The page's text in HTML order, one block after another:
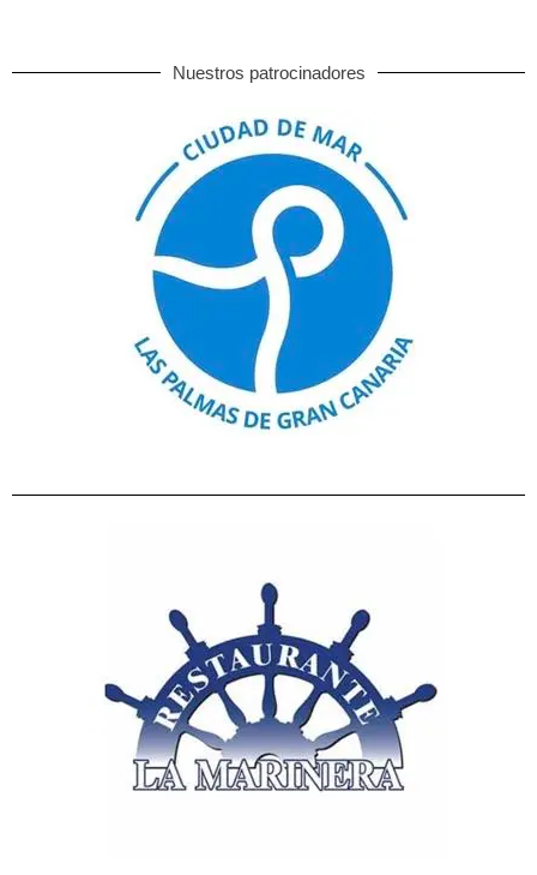
Nuestros patrocinadores